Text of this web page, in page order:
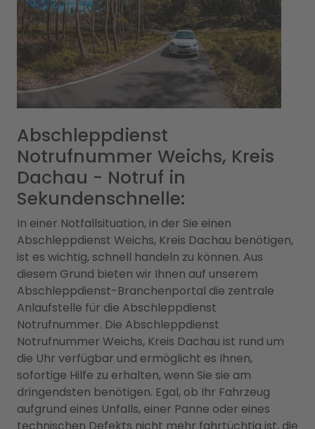
Abschleppdienst
Notrufnummer Weichs, Kreis
Dachau - Notruf in
Sekundenschnelle:
In einer Notfallsituation, in der Sie einen
Abschleppdienst Weichs, Kreis Dachau benötigen,
ist es wichtig, schnell handeln zu können. Aus
diesem Grund bieten wir Ihnen auf unserem
Abschleppdienst-Branchenportal die zentrale
Anlaufstelle für die Abschleppdienst
Notrufnummer. Die Abschleppdienst
Notrufnummer Weichs, Kreis Dachau ist rund um
die Uhr verfügbar und ermöglicht es Ihnen,
sofortige Hilfe zu erhalten, wenn Sie sie am
dringendsten benötigen. Egal, ob Ihr Fahrzeug
aufgrund eines Unfalls, einer Panne oder eines
technischen Defekts nicht mehr fahrtüchtig ist, die